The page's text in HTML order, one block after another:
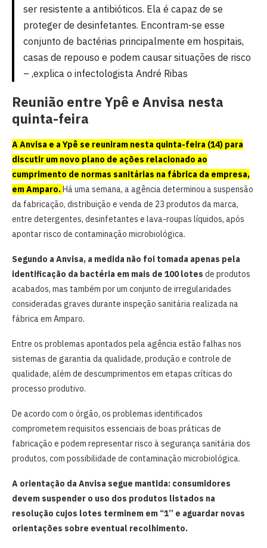
ser resistente a antibióticos. Ela é capaz de se
proteger de desinfetantes. Encontram-se esse
conjunto de bactérias principalmente em hospitais,
casas de repouso e podem causar situações de risco
– ,explica o infectologista André Ribas
Reunião entre Ypê e Anvisa nesta
quinta-feira
A Anvisa e a Ypê se reuniram nesta quinta-feira (14) para
discutir um novo plano de ações relacionado ao
cumprimento de normas sanitárias na fábrica da empresa,
em Amparo.Há uma semana, a agência determinou a suspensão
da fabricação, distribuição e venda de 23 produtos da marca,
entre detergentes, desinfetantes e lava-roupas líquidos, após
apontar risco de contaminação microbiológica.
Segundo a Anvisa, a medida não foi tomada apenas pela
identificação da bactéria em mais de 100 lotes de produtos
acabados, mas também por um conjunto de irregularidades
consideradas graves durante inspeção sanitária realizada na
fábrica em Amparo.
Entre os problemas apontados pela agência estão falhas nos
sistemas de garantia da qualidade, produção e controle de
qualidade, além de descumprimentos em etapas críticas do
processo produtivo.
De acordo com o órgão, os problemas identificados
comprometem requisitos essenciais de boas práticas de
fabricação e podem representar risco à segurança sanitária dos
produtos, com possibilidade de contaminação microbiológica.
A orientação da Anvisa segue mantida: consumidores
devem suspender o uso dos produtos listados na
resolução cujos lotes terminem em “1” e aguardar novas
orientações sobre eventual recolhimento.